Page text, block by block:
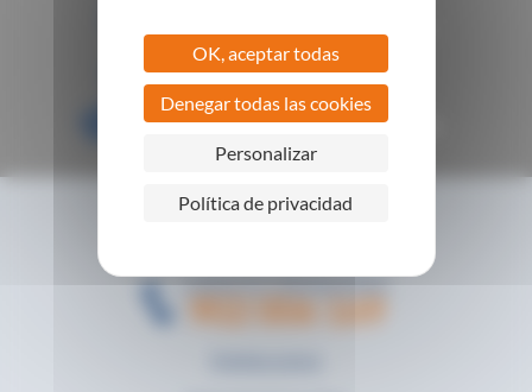
OK, aceptar todas
Denegar todas las cookies
Personalizar
Política de privacidad
Envíos asegurados en24/72 h.
Pagos seguros con:mastercard, visa,
transferencia.
CONTACTE CON NOSOTROS
902 006 169